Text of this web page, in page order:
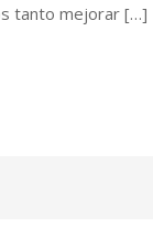
tanto mejorar […]